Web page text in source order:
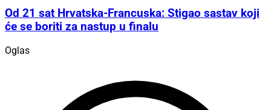
Od 21 sat Hrvatska-Francuska: Stigao sastav koji
će se boriti za nastup u finalu
Oglas